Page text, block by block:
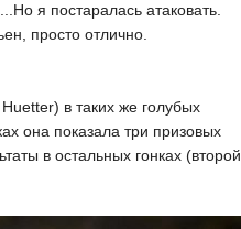
я постаралась атаковать.
просто отлично.
в таких же голубых
она показала три призовых
в остальных гонках (второй